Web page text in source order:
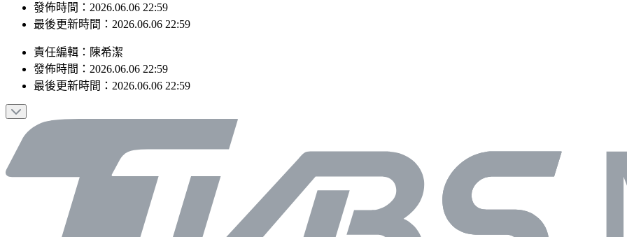
發佈時間：2026.06.06 22:59
最後更新時間：2026.06.06 22:59
責任編輯 ： 陳希潔
發佈時間： 2026.06.06 22:59
最後更新時間： 2026.06.06 22:59